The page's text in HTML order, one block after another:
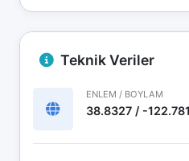
Teknik Veriler
ENLEM / BOYLAM
38.8327 / -